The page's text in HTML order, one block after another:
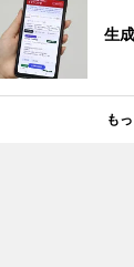
生
も